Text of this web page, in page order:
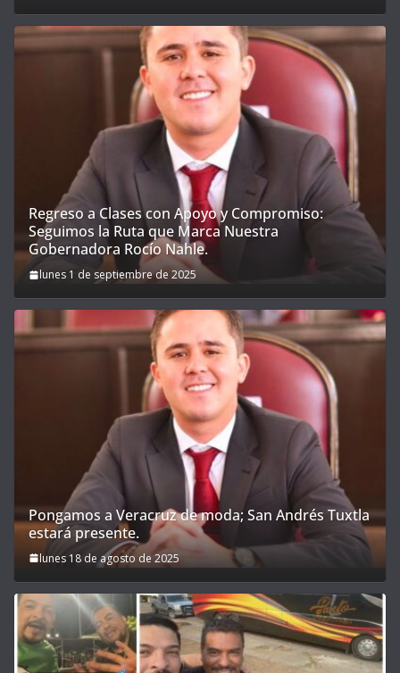
Regreso a Clases con Apoyo y Compromiso:
Seguimos la Ruta que Marca Nuestra
Gobernadora Rocío Nahle.
lunes 1 de septiembre de 2025
Pongamos a Veracruz de moda; San Andrés Tuxtla
estará presente.
lunes 18 de agosto de 2025